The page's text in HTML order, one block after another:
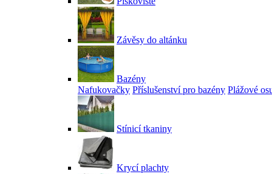
Závěsy do altánku
Bazény
Nafukovačky Příslušenství pro bazény Plážové
Stínicí tkaniny
Krycí plachty